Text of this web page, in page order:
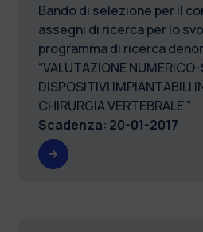
Bando di selezione per il
assegni di ricerca per lo
programma di ricerca
“VALUTAZIONE
DISPOSITIVI IMPIANTABILI
CHIRURGIA VERTEBRALE.”
Scadenza: 20-01-2017